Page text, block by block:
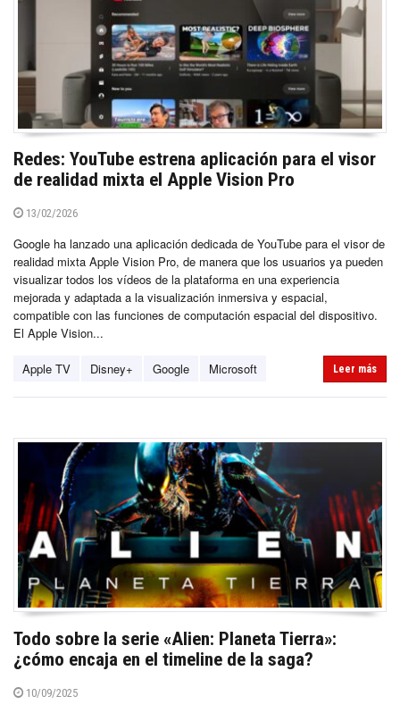
Redes: YouTube estrena aplicación para el visor
de realidad mixta el Apple Vision Pro
13/02/2026
Google ha lanzado una aplicación dedicada de YouTube para el visor de
realidad mixta Apple Vision Pro, de manera que los usuarios ya pueden
visualizar todos los vídeos de la plataforma en una experiencia
mejorada y adaptada a la visualización inmersiva y espacial,
compatible con las funciones de computación espacial del dispositivo.
El Apple Vision...
Apple TV Disney+ Google Microsoft Leer más
Todo sobre la serie «Alien: Planeta Tierra»:
¿cómo encaja en el timeline de la saga?
10/09/2025